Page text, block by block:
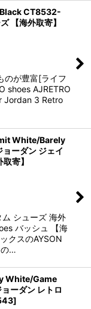
CT8532-
【海外取寄】
のが豊富[ライフ
shoes AJRETRO
Jordan 3 Retro
White/Barely
ーダン ジェイ
寄】
シューズ 海外
バッシュ 【海
クスのAYSON
の…
White/Game
ーダン レトロ
]